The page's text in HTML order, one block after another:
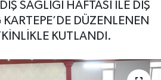
SAĞLIĞI HAFTASI İLE DİŞ
DÜZENLENEN
KUTLANDI.